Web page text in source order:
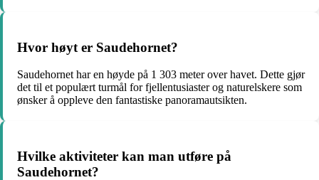
Hvor høyt er Saudehornet?
Saudehornet har en høyde på 1 303 meter over havet. Dette gjør
det til et populært turmål for fjellentusiaster og naturelskere som
ønsker å oppleve den fantastiske panoramautsikten.
Hvilke aktiviteter kan man utføre på
Saudehornet?